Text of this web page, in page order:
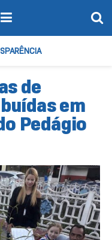
de
em
Pedágio